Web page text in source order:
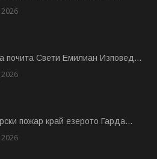
2026
почита Свeти Емилиан Изповед...
2026
пожар край езерото Гарда...
2026